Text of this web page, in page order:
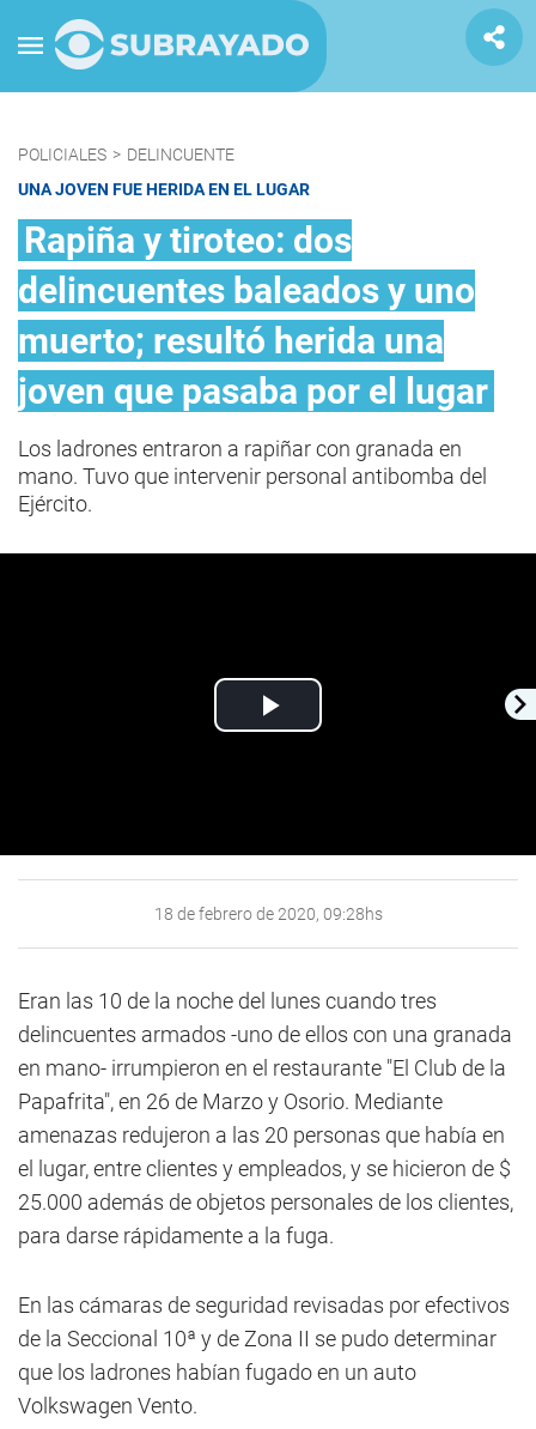
POLICIALES > DELINCUENTE
UNA JOVEN FUE HERIDA EN EL LUGAR
Rapiña y tiroteo: dos
delincuentes baleados y uno
muerto; resultó herida una
joven que pasaba por el lugar
Los ladrones entraron a rapiñar con granada en
mano. Tuvo que intervenir personal antibomba del
Ejército.
Play
18 de febrero de 2020, 09:28hs
Eran las 10 de la noche del lunes cuando tres
delincuentes armados -uno de ellos con una granada
en mano- irrumpieron en el restaurante "El Club de la
Papafrita", en 26 de Marzo y Osorio. Mediante
amenazas redujeron a las 20 personas que había en
el lugar, entre clientes y empleados, y se hicieron de $
25.000 además de objetos personales de los clientes,
para darse rápidamente a la fuga.
En las cámaras de seguridad revisadas por efectivos
de la Seccional 10ª y de Zona II se pudo determinar
que los ladrones habían fugado en un auto
Volkswagen Vento.